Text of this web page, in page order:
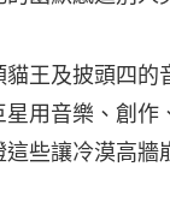
王及披頭四
用音樂、創
些讓冷漠高牆